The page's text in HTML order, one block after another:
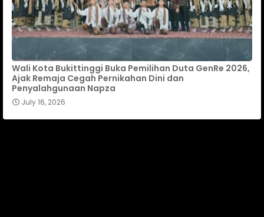
Wali Kota Bukittinggi Buka Pemilihan Duta GenRe 2026,
Ajak Remaja Cegah Pernikahan Dini dan
Penyalahgunaan Napza
July 16, 2026